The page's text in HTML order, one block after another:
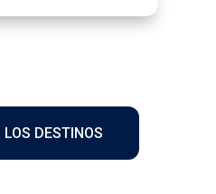
LOS DESTINOS